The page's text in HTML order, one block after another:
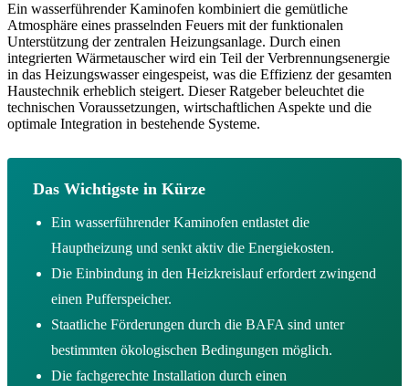
Ein wasserführender Kaminofen kombiniert die gemütliche
Atmosphäre eines prasselnden Feuers mit der funktionalen
Unterstützung der zentralen Heizungsanlage. Durch einen
integrierten Wärmetauscher wird ein Teil der Verbrennungsenergie
in das Heizungswasser eingespeist, was die Effizienz der gesamten
Haustechnik erheblich steigert. Dieser Ratgeber beleuchtet die
technischen Voraussetzungen, wirtschaftlichen Aspekte und die
optimale Integration in bestehende Systeme.
Das Wichtigste in Kürze
Ein wasserführender Kaminofen entlastet die
Hauptheizung und senkt aktiv die Energiekosten.
Die Einbindung in den Heizkreislauf erfordert zwingend
einen Pufferspeicher.
Staatliche Förderungen durch die BAFA sind unter
bestimmten ökologischen Bedingungen möglich.
Die fachgerechte Installation durch einen